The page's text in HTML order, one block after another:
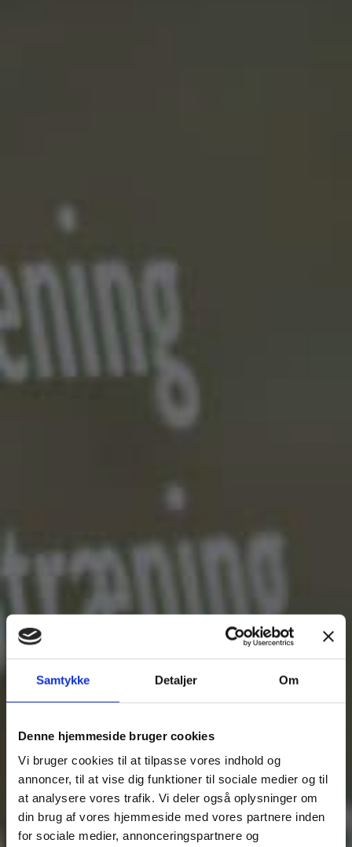
Samtykke Detaljer Om
Denne hjemmeside bruger cookies
Vi bruger cookies til at tilpasse vores indhold og
annoncer, til at vise dig funktioner til sociale medier og til
at analysere vores trafik. Vi deler også oplysninger om
din brug af vores hjemmeside med vores partnere inden
for sociale medier, annonceringspartnere og